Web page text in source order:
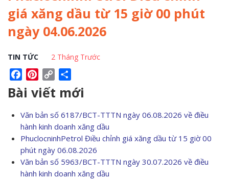
giá xăng dầu từ 15 giờ 00 phút
ngày 04.06.2026
TIN TỨC 2 Tháng Trước
FacebookPinterest
Copy
Bài viết mới
Văn bản số 6187/BCT-TTTN ngày 06.08.2026 về điều
hành kinh doanh xăng dầu
PhuclocninhPetrol Điều chỉnh giá xăng dầu từ 15 giờ 00
phút ngày 06.08.2026
Văn bản số 5963/BCT-TTTN ngày 30.07.2026 về điều
hành kinh doanh xăng dầu